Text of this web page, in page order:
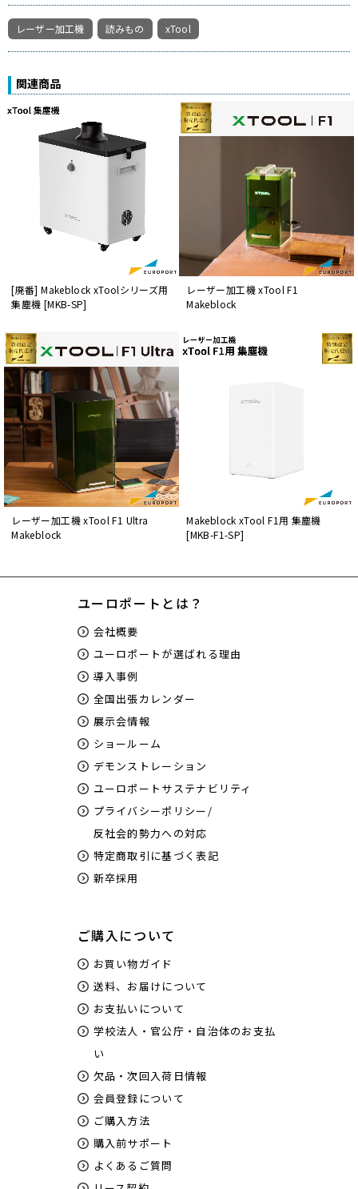
レーザー加工機 読みもの xTool
関連商品
[廃番] Makeblock xToolシリーズ用
集塵機 [MKB-SP]
レーザー加工機 xTool F1
Makeblock
レーザー加工機 xTool F1 Ultra
Makeblock
Makeblock xTool F1用 集塵機
[MKB-F1-SP]
ユーロポートとは？
会社概要
ユーロポートが選ばれる理由
導入事例
全国出張カレンダー
展示会情報
ショールーム
デモンストレーション
ユーロポートサステナビリティ
プライバシーポリシー/
反社会的勢力への対応
特定商取引に基づく表記
新卒採用
ご購入について
お買い物ガイド
送料、お届けについて
お支払いについて
学校法人・官公庁・自治体のお支払
い
欠品・次回入荷日情報
会員登録について
ご購入方法
購入前サポート
よくあるご質問